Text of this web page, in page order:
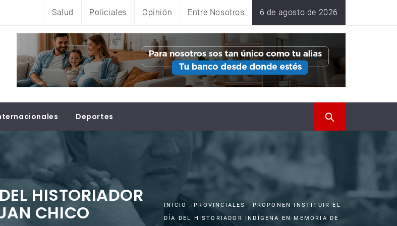
Salud Policiales Opinión Entre Nosotros 6 de agosto de 2026
Deportes
HISTORIADOR
CHICO INICIO PROVINCIALES
PROPONEN INSTITUIR EL
DÍA DEL HISTORIADOR INDÍGENA EN MEMORIA DE